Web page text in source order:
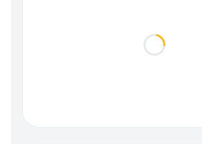
Loading...